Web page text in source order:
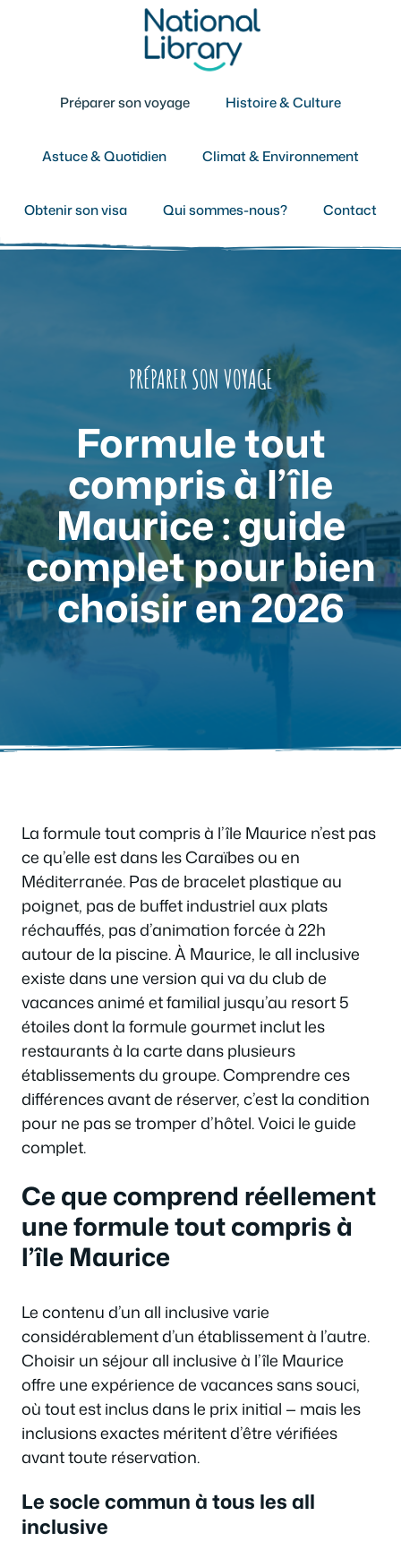
Préparer son voyage Histoire & Culture
Astuce & Quotidien Climat & Environnement
Obtenir son visa Qui sommes-nous? Contact
PRÉPARER SON VOYAGE
Formule tout
compris à l’île
Maurice : guide
complet pour bien
choisir en 2026
La formule tout compris à l’île Maurice n’est pas
ce qu’elle est dans les Caraïbes ou en
Méditerranée. Pas de bracelet plastique au
poignet, pas de buffet industriel aux plats
réchauffés, pas d’animation forcée à 22h
autour de la piscine. À Maurice, le all inclusive
existe dans une version qui va du club de
vacances animé et familial jusqu’au resort 5
étoiles dont la formule gourmet inclut les
restaurants à la carte dans plusieurs
établissements du groupe. Comprendre ces
différences avant de réserver, c’est la condition
pour ne pas se tromper d’hôtel. Voici le guide
complet.
Ce que comprend réellement
une formule tout compris à
l’île Maurice
Le contenu d’un all inclusive varie
considérablement d’un établissement à l’autre.
Choisir un séjour all inclusive à l’île Maurice
offre une expérience de vacances sans souci,
où tout est inclus dans le prix initial — mais les
inclusions exactes méritent d’être vérifiées
avant toute réservation.
Le socle commun à tous les all
inclusive